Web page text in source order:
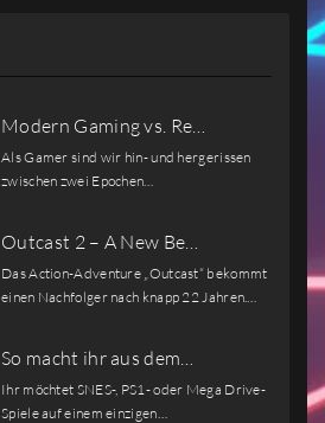
Modern Gaming vs. Re…
Als Gamer sind wir hin- und hergerissen
zwischen zwei Epochen…
Outcast 2 – A New Be…
Das Action-Adventure „Outcast“ bekommt
einen Nachfolger nach knapp 22 Jahren.…
So macht ihr aus dem…
Ihr möchtet SNES-, PS1- oder Mega Drive-
Spiele auf einem einzigen…